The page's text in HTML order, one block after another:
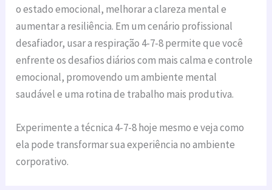
o estado emocional, melhorar a clareza mental e
aumentar a resiliência. Em um cenário profissional
desafiador, usar a respiração 4-7-8 permite que você
enfrente os desafios diários com mais calma e controle
emocional, promovendo um ambiente mental
saudável e uma rotina de trabalho mais produtiva.
Experimente a técnica 4-7-8 hoje mesmo e veja como
ela pode transformar sua experiência no ambiente
corporativo.